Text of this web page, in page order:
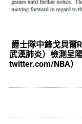
爵士隊中鋒戈貝爾
武漢肺炎）檢測呈
twitter.com/NBA）